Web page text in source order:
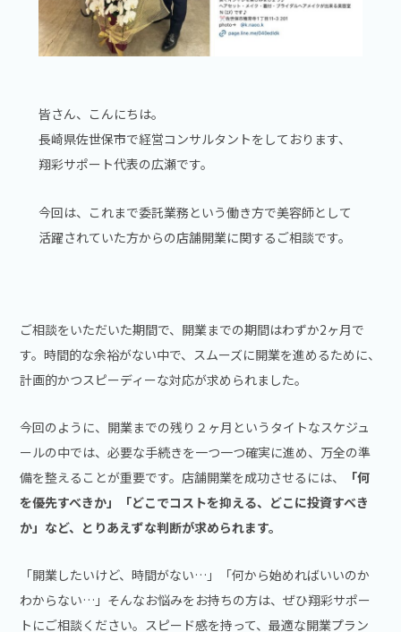
皆さん、こんにちは。
長崎県佐世保市で経営コンサルタントをしております、
翔彩サポート代表の広瀬です。
今回は、これまで委託業務という働き方で美容師として
活躍されていた方からの店舗開業に関するご相談です。
ご相談をいただいた期間で、開業までの期間はわずか2ヶ月で
す。時間的な余裕がない中で、スムーズに開業を進めるために、
計画的かつスピーディーな対応が求められました。
今回のように、開業までの残り２ヶ月というタイトなスケジュ
ールの中では、必要な手続きを一つ一つ確実に進め、万全の準
備を整えることが重要です。店舗開業を成功させるには、
「何
を優先すべきか」「どこでコストを抑える、どこに投資すべき
か」など、とりあえずな判断が求められます。
「開業したいけど、時間がない…」「何から始めればいいのか
わからない…」そんなお悩みをお持ちの方は、ぜひ翔彩サポー
トにご相談ください。スピード感を持って、最適な開業プラン